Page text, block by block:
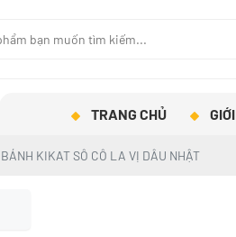
TRANG CHỦ
BÁNH KIKAT SÔ CÔ LA VỊ DÂU NHẬT